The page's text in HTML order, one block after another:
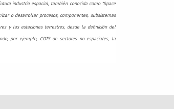
industria espacial, también conocida como "Space
o desarrollar procesos, componentes, subsistemas
y las estaciones terrestres, desde la definición del
por ejemplo, COTS de sectores no espaciales, la